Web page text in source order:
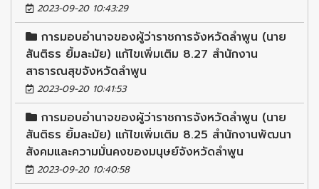
2023-09-20 10:43:29
การมอบอำนาจของผู้ว่าราชการจังหวัดลำพูน (นาย
สันติธร ยิ้มละมัย) แก้ไขเพิ่มเติม 8.27 สำนักงาน
สาธารณสุขจังหวัดลำพูน
2023-09-20 10:41:53
การมอบอำนาจของผู้ว่าราชการจังหวัดลำพูน (นาย
สันติธร ยิ้มละมัย) แก้ไขเพิ่มเติม 8.25 สำนักงานพัฒนา
สังคมและความมั่นคงของมนุษย์จังหวัดลำพูน
2023-09-20 10:40:58